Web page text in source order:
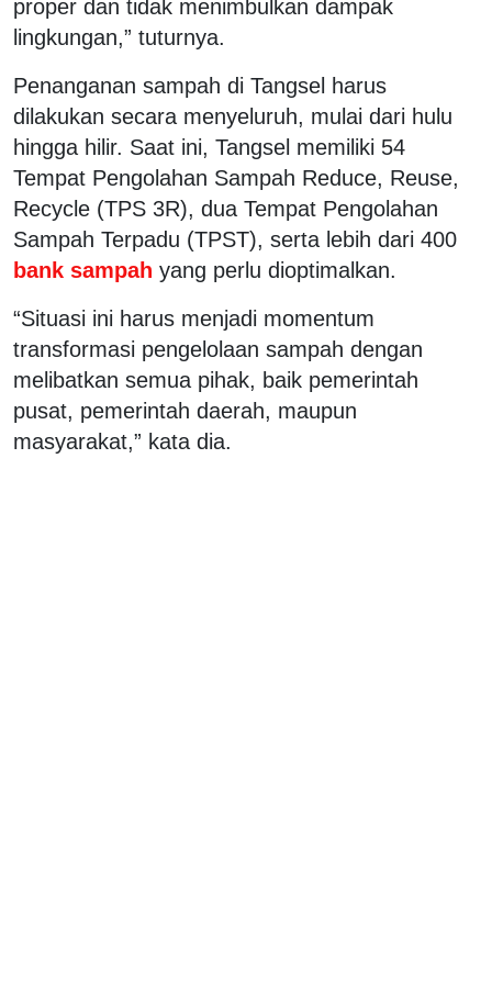
proper dan tidak menimbulkan dampak
lingkungan,” tuturnya.
Penanganan sampah di Tangsel harus
dilakukan secara menyeluruh, mulai dari hulu
hingga hilir. Saat ini, Tangsel memiliki 54
Tempat Pengolahan Sampah Reduce, Reuse,
Recycle (TPS 3R), dua Tempat Pengolahan
Sampah Terpadu (TPST), serta lebih dari 400
bank sampah yang perlu dioptimalkan.
“Situasi ini harus menjadi momentum
transformasi pengelolaan sampah dengan
melibatkan semua pihak, baik pemerintah
pusat, pemerintah daerah, maupun
masyarakat,” kata dia.